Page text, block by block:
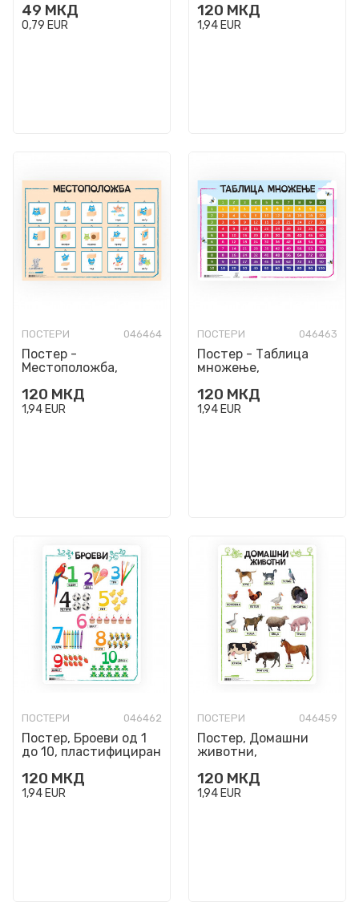
49 МКД
0,79 EUR
120 МКД
1,94 EUR
ПОСТЕРИ 046464
Постер -
Местоположба,
120 МКД
1,94 EUR
ПОСТЕРИ 046463
Постер - Таблица
множење,
120 МКД
1,94 EUR
ПОСТЕРИ 046462
Постер, Броеви од 1
до 10, пластифициран
120 МКД
1,94 EUR
ПОСТЕРИ 046459
Постер, Домашни
животни,
120 МКД
1,94 EUR